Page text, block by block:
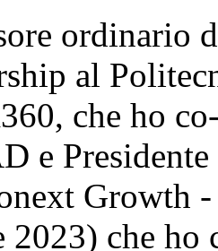
ordinario
al
che ho
e
Growth
2023) che